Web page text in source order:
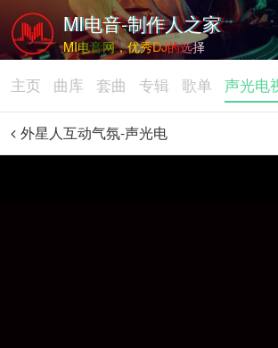
MI电音-制作人之家
MI电音网，优秀DJ的选择
主页 曲库 套曲 专辑 歌单 声光电
外星人互动气氛-声光电